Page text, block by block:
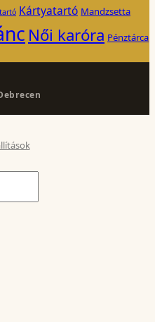
Kártyatartó Mandzsetta
Női karóra Pénztárca